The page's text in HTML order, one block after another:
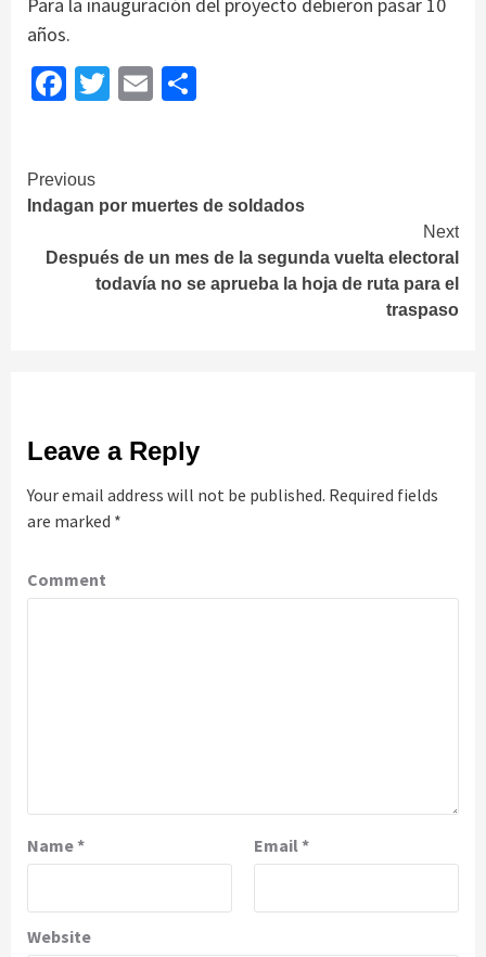
Para la inauguración del proyecto debieron pasar 10
años.
Facebook
Twitter
Email
Continue
Reading
Previous
Indagan por muertes de soldados
Next
Después de un mes de la segunda vuelta electoral
todavía no se aprueba la hoja de ruta para el
traspaso
Leave a Reply
Your email address will not be published. Required fields
are marked *
Comment
Name* Email*
Website